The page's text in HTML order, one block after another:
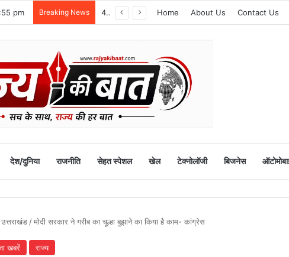
pm Breaking News 48 वर्षीय क्षेत्र पंचायत सदस्य का खीरगंगा किनारे शव मिला Home About Us Contact Us
देश/दुनिया राजनीति सेहत स्पेशल खेल टेक्नोलॉजी बिजनेस
उत्तराखंड /मोदी सरकार ने गरीब का चूल्हा बुझाने का किया है काम- कांग्रेस
खबरें राज्य